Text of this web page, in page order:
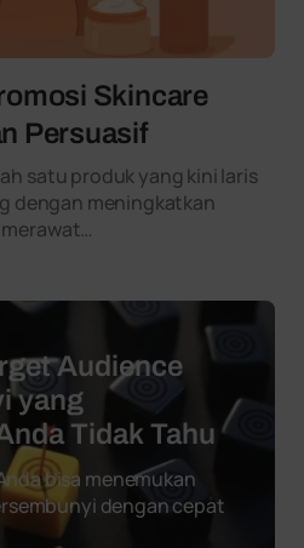
Skincare
Persuasif
satu produk yang kini laris
dengan meningkatkan
Audience
yang
Tidak Tahu
bisa menemukan
dengan cepat